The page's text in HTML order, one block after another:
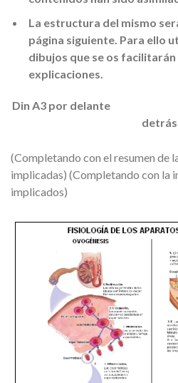
La estructura del mismo
página siguiente. Para ello
dibujos que se os
explicaciones.
Din A3 por
detrás
(Completando con el resumen de
implicadas) (Completando con la
implicados)